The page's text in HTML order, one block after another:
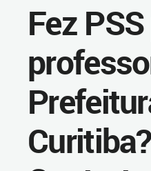
Fez
Curitiba?